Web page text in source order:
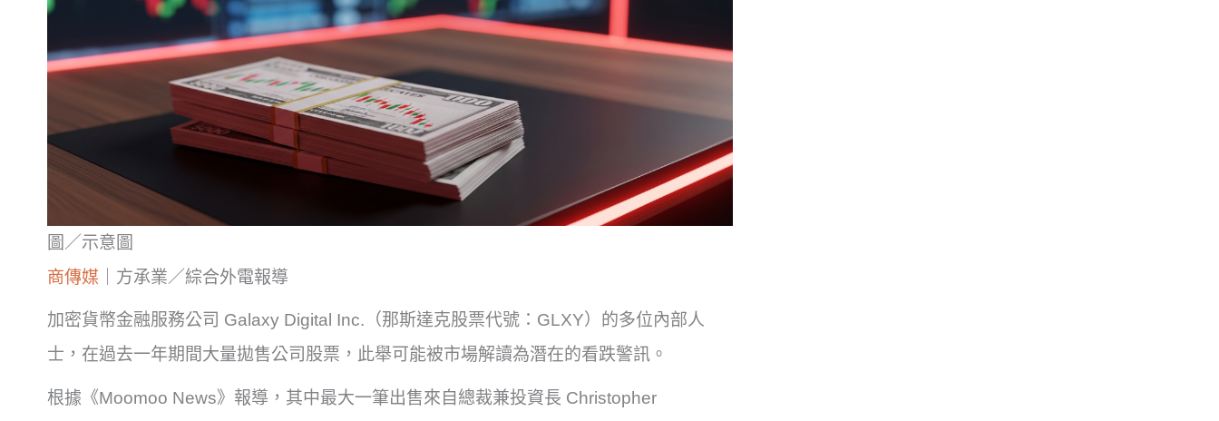
圖／示意圖
商傳媒 ｜方承業／綜合外電報導
加密貨幣金融服務公司 Galaxy Digital Inc.（那斯達克股票代號：GLXY）的多位內部人
士，在過去一年期間大量拋售公司股票，此舉可能被市場解讀為潛在的看跌警訊。
根據《Moomoo News》報導，其中最大一筆出售來自總裁兼投資長 Christopher